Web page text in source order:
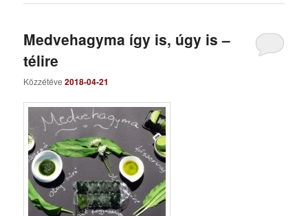
Medvehagyma így is, úgy is –
télire
Közzétéve2018-04-21